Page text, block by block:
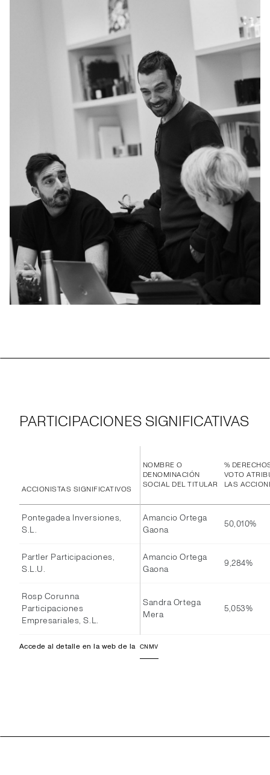
PARTICIPACIONES SIGNIFICATIVAS
ACCIONISTAS SIGNIFICATIVOS
NOMBRE O
DENOMINACIÓN
SOCIAL DEL TITULAR
%
VOTO
LAS
Pontegadea Inversiones,
S.L.
Amancio Ortega
Gaona
50,010%
Partler Participaciones,
S.L.U.
Amancio Ortega
Gaona
9,284%
Rosp Corunna
Participaciones
Empresariales, S.L.
Sandra Ortega
Mera
5,053%
Accede al detalle en la web de la CNMV